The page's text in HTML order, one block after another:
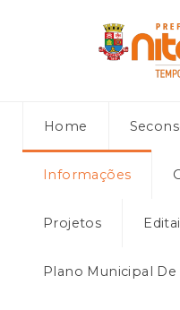
Home
Informações
Projetos
Plano Municipal